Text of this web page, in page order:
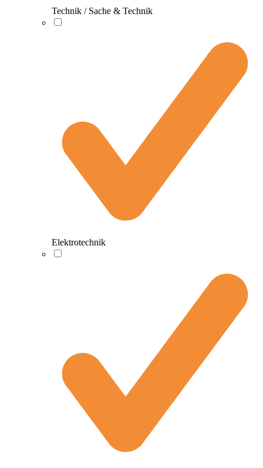
Technik / Sache & Technik
Elektrotechnik